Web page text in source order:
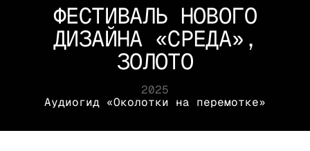
ФЕСТИВАЛЬ НОВОГО
ДИЗАЙНА «СРЕДА»,
ЗОЛОТО
ФЕСТИВАЛЬ НОВОГО
ДИЗАЙНА «СРЕДА»,
ЗОЛОТО
2025
Аудиогид «Околотки на перемотке»
Аудиогид «Околотки на перемотке»